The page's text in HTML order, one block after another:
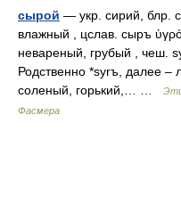
сырой — укр. сирий, блр.
влажный , цслав. сыръ
невареный, грубый , чеш.
Родственно *sуrъ, далее –
соленый, горький,… …
Фасмера